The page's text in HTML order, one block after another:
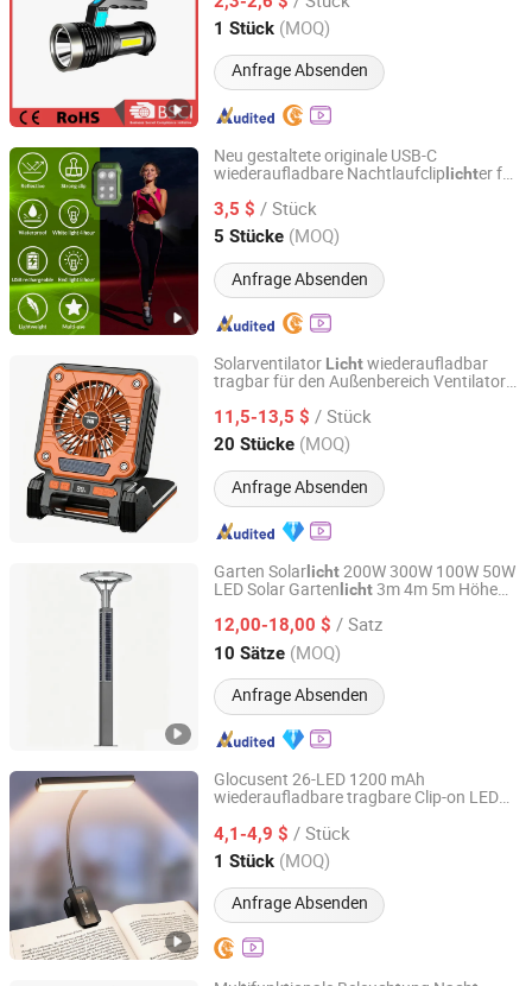
1 Stück (MOQ)
Anfrage Absenden
Zhejiang, China Seit 2010
Neu gestaltete originale USB-C
wiederaufladbare Nachtlaufclip lichter für
3,5 $ / Stück
5 Stücke (MOQ)
Anfrage Absenden
Ningbo Chain-Home Machinery Co., Ltd.
Zhejiang, China Seit 2010
Solarventilator Lichtwiederaufladbar
tragbar für den Außenbereich Ventilator
für Reisen Camping Angeln Park Rasen
tägliche Freizeitnutzung
11,5-13,5 $ / Stück
20 Stücke (MOQ)
Anfrage Absenden
Sichuan Haoyuan Deju Technology Co., Ltd.
Sichuan, China Seit 2025
Garten Solar licht200W 300W 100W 50W
LED Solar Garten licht3m 4m 5m Höhe
wiederaufladbaresSolar
Lampenpfosten
12,00-18,00 $ / Satz
10 Sätze (MOQ)
Anfrage Absenden
Zhongshan Xuyi Lighting Co., Ltd.
Guangdong, China Seit 2026
Glocusent 26-LED 1200 mAh
wiederaufladbare tragbare Clip-on LED
4,1-4,9 $ / Stück
1 Stück (MOQ)
Anfrage Absenden
Shenzhen Reevictor Technology Co., Ltd
Guangdong, China Seit 2024